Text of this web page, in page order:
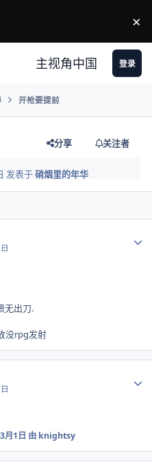
×
主视角中国 登录
开枪要提前
分享
关注者
发表于硝烟里的年华
无出刀.
没rpg发射
月1日 由 knightsy